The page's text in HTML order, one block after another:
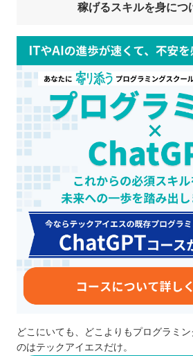
稼げるスキルを身につ
どこにいても、どこよりもプログラミ
のはテックアイエスだけ。